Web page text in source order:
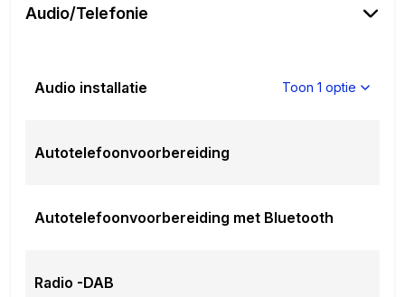
Audio/Telefonie
Audio installatie Toon 1 optie
Autotelefoonvoorbereiding
Autotelefoonvoorbereiding met Bluetooth
Radio -DAB